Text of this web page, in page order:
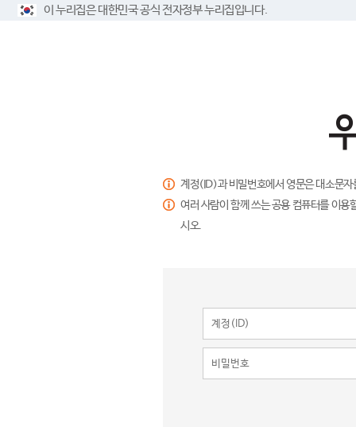
이 누리집은 대한민국 공식 전자정부 누리집입니다.
계정(ID)과 비밀번호에서 영문은 대소문
여러 사람이 함께 쓰는 공용 컴퓨터를 이
시오.